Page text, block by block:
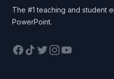
The #1 teaching and student
PowerPoint.
Facebook
TikTokTwitterInstagram
YouTube